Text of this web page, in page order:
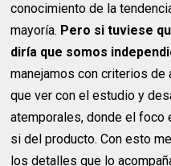
conocimiento de la
mayoría. Pero si tuviese
diría que somos
manejamos con criterios de
que ver con el estudio y
atemporales, donde el foco
si del producto. Con esto
los detalles que lo